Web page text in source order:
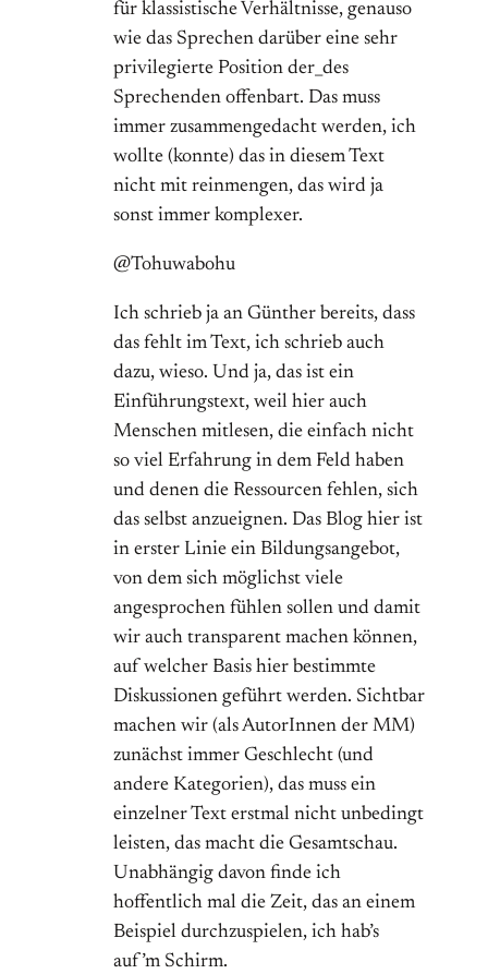
für klassistische Verhältnisse, genauso
wie das Sprechen darüber eine sehr
privilegierte Position der_des
Sprechenden offenbart. Das muss
immer zusammengedacht werden, ich
wollte (konnte) das in diesem Text
nicht mit reinmengen, das wird ja
sonst immer komplexer.
@Tohuwabohu
Ich schrieb ja an Günther bereits, dass
das fehlt im Text, ich schrieb auch
dazu, wieso. Und ja, das ist ein
Einführungstext, weil hier auch
Menschen mitlesen, die einfach nicht
so viel Erfahrung in dem Feld haben
und denen die Ressourcen fehlen, sich
das selbst anzueignen. Das Blog hier ist
in erster Linie ein Bildungsangebot,
von dem sich möglichst viele
angesprochen fühlen sollen und damit
wir auch transparent machen können,
auf welcher Basis hier bestimmte
Diskussionen geführt werden. Sichtbar
machen wir (als AutorInnen der MM)
zunächst immer Geschlecht (und
andere Kategorien), das muss ein
einzelner Text erstmal nicht unbedingt
leisten, das macht die Gesamtschau.
Unabhängig davon finde ich
hoffentlich mal die Zeit, das an einem
Beispiel durchzuspielen, ich hab’s
auf’m Schirm.